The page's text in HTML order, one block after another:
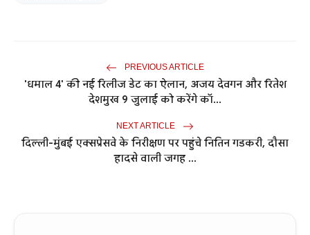
PREVIOUS ARTICLE
'धमाल 4' की नई रिलीज डेट का ऐलान, अजय देवगन और रितेश
देशमुख 9 जुलाई को करेंगे कॉ...
NEXT ARTICLE
दिल्ली-मुंबई एक्सप्रेसवे के निरीक्षण पर पहुंचे नितिन गडकरी, दौसा
हादसे वाली जगह ...